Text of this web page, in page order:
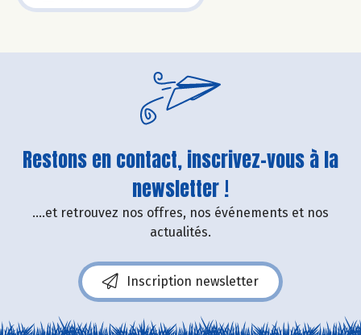
Restons en contact, inscrivez-vous à la
newsletter !
....et retrouvez nos offres, nos événements et nos
actualités.
Inscription newsletter